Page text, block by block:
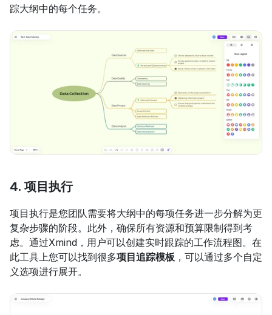
踪大纲中的每个任务。
4. 项目执行
项目执行是您团队需要将大纲中的每项任务进一步分解为更
复杂步骤的阶段。此外，确保所有资源和预算限制得到考
虑。通过Xmind，用户可以创建实时跟踪的工作流程图。在
此工具上您可以找到很多项目追踪模板 ，可以通过多个自定
义选项进行展开。